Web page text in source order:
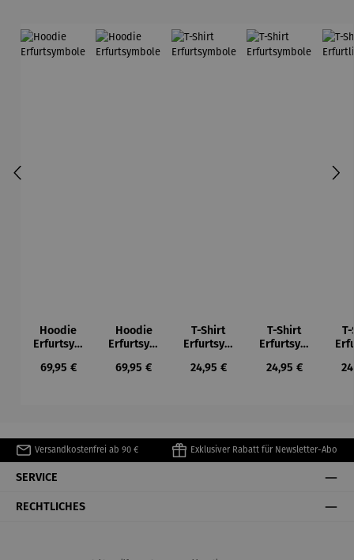
Hoodie
Erfurtsym
Regulärer Preis:
69,95 €
Hoodie
Erfurtsym
Regulärer Preis:
69,95 €
T-Shirt
Erfurtsym
Regulärer Preis:
24,95 €
T-Shirt
Erfurtsym
Regulärer Preis:
24,95 €
Versandkostenfrei ab 90 € Exklusiver Rabatt für Newsletter-Abo
SERVICE
RECHTLICHES